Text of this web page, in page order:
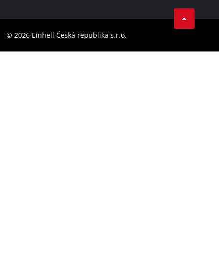
Prohlášení o přístupnosti
Instagram
© 2026 Einhell Česká republika s.r.o.